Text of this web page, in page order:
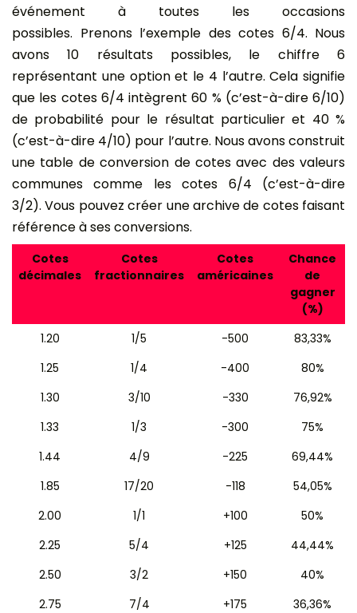
événement à toutes les occasions
possibles. Prenons l’exemple des cotes 6/4. Nous
avons 10 résultats possibles, le chiffre 6
représentant une option et le 4 l’autre. Cela signifie
que les cotes 6/4 intègrent 60 % (c’est-à-dire 6/10)
de probabilité pour le résultat particulier et 40 %
(c’est-à-dire 4/10) pour l’autre. Nous avons construit
une table de conversion de cotes avec des valeurs
communes comme les cotes 6/4 (c’est-à-dire
3/2). Vous pouvez créer une archive de cotes faisant
référence à ses conversions.
Cotes
décimales
Cotes
fractionnaires
Cotes
américaines
Chance
de
gagner
(%)
1.20
1/5 -500
83,33%
1.25
1/4 -400
80%
1.30
3/10 -330
76,92%
1.33
1/3 -300
75%
1.44
4/9 -225
69,44%
1.85
17/20 -118
54,05%
2.00
1/1 +100
50%
2.25
5/4 +125
44,44%
2.50
3/2 +150
40%
2.75
7/4 +175
36,36%